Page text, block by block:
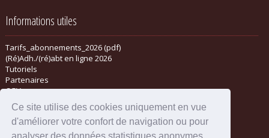
Ce site utilise des cookies uniquement en vue
d'améliorer votre confort de navigation ou pour
analyser des données statistiques anonymes.
Informations utiles
Tarifs_abonnements_2026 (pdf)
(Ré)Adh./(ré)abt en ligne 2026
Tutoriels
Partenaires
CGV